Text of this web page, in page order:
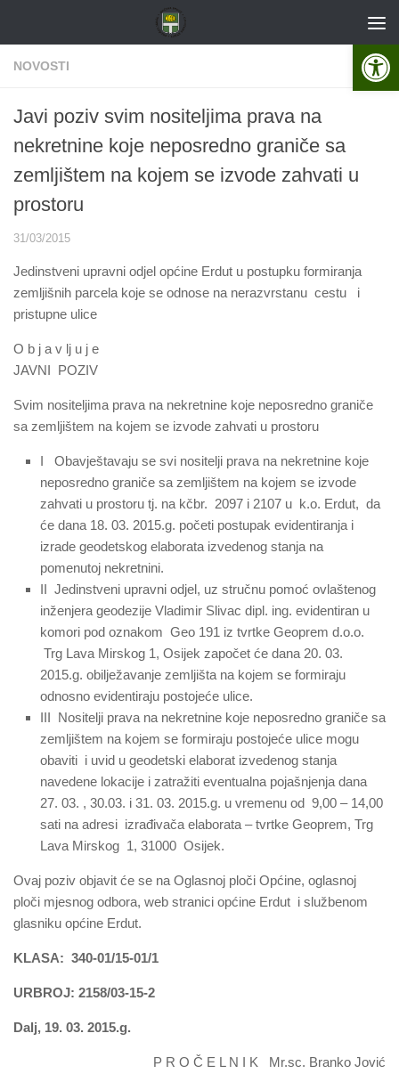
NOVOSTI
Javi poziv svim nositeljima prava na
nekretnine koje neposredno graniče sa
zemljištem na kojem se izvode zahvati u
prostoru
31/03/2015
Jedinstveni upravni odjel općine Erdut u postupku formiranja
zemljišnih parcela koje se odnose na nerazvrstanu cestu i
pristupne ulice
O b j a v lj u j e
JAVNI POZIV
Svim nositeljima prava na nekretnine koje neposredno graniče
sa zemljištem na kojem se izvode zahvati u prostoru
I Obavještavaju se svi nositelji prava na nekretnine koje
neposredno graniče sa zemljištem na kojem se izvode
zahvati u prostoru tj. na kčbr. 2097 i 2107 u k.o. Erdut, da
će dana 18. 03. 2015.g. početi postupak evidentiranja i
izrade geodetskog elaborata izvedenog stanja na
pomenutoj nekretnini.
II Jedinstveni upravni odjel, uz stručnu pomoć ovlaštenog
inženjera geodezije Vladimir Slivac dipl. ing. evidentiran u
komori pod oznakom Geo 191 iz tvrtke Geoprem d.o.o.
Trg Lava Mirskog 1, Osijek započet će dana 20. 03.
2015.g. obilježavanje zemljišta na kojem se formiraju
odnosno evidentiraju postojeće ulice.
III Nositelji prava na nekretnine koje neposredno graniče sa
zemljištem na kojem se formiraju postojeće ulice mogu
obaviti i uvid u geodetski elaborat izvedenog stanja
navedene lokacije i zatražiti eventualna pojašnjenja dana
27. 03. , 30.03. i 31. 03. 2015.g. u vremenu od 9,00 – 14,00
sati na adresi izrađivača elaborata – tvrtke Geoprem, Trg
Lava Mirskog 1, 31000 Osijek.
Ovaj poziv objavit će se na Oglasnoj ploči Općine, oglasnoj
ploči mjesnog odbora, web stranici općine Erdut i službenom
glasniku općine Erdut.
KLASA: 340-01/15-01/1
URBROJ: 2158/03-15-2
Dalj, 19. 03. 2015.g.
P R O Č E L N I K Mr.sc. Branko Jović